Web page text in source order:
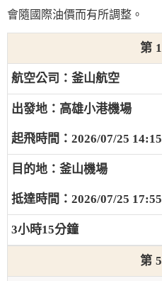
會隨國際油價而有所調整。
1
釜山航空
高雄小港機場
2026/07/25 14:15
釜山機場
2026/07/25 17:55
3小時15分鐘
5